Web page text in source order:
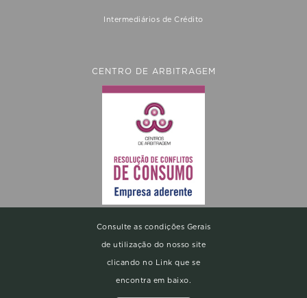
Intermediários de Crédito
CENTRO DE ARBITRAGEM
Consulte as condições Gerais
de utilização do nosso site
clicando no Link que se
encontra em baixo.